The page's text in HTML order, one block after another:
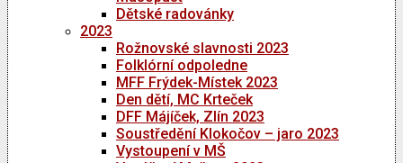
Dětské radovánky
2023
Rožnovské slavnosti 2023
Folklórní odpoledne
MFF Frýdek-Místek 2023
Den dětí, MC Krteček
DFF Májíček, Zlín 2023
Soustředění Klokočov – jaro 2023
Vystoupení v MŠ